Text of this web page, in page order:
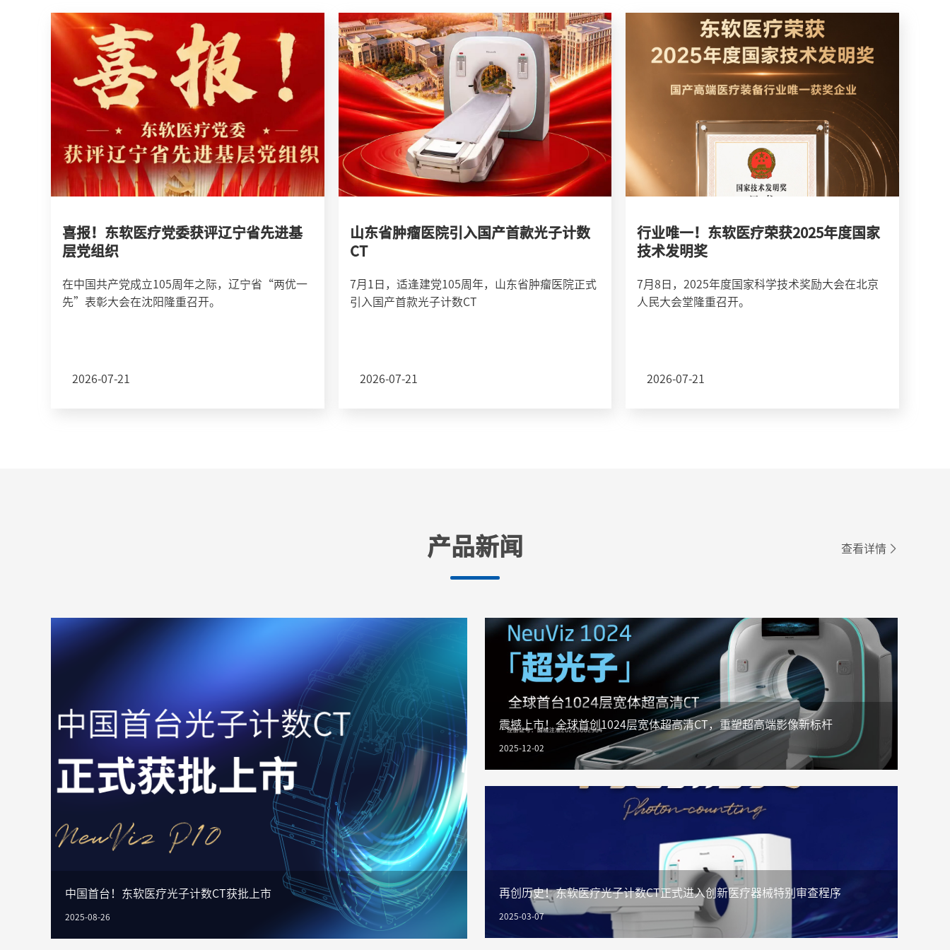
喜报！东软医疗党委获评辽宁省先进基
层党组织
在中国共产党成立105周年之际，辽宁省“两优一
先”表彰大会在沈阳隆重召开。
2026-07-21
山东省肿瘤医院引入国产首款光子计数
CT
7月1日，适逢建党105周年，山东省肿瘤医院正式
引入国产首款光子计数CT
2026-07-21
行业唯一！东软医疗荣获2025年度国家
技术发明奖
7月8日，2025年度国家科学技术奖励大会在北京
人民大会堂隆重召开。
2026-07-21
产品新闻 查看详情
中国首台！东软医疗光子计数CT获批上市
2025-08-26
震撼上市！全球首创1024层宽体超高清CT，重塑超高端影像新标杆
2025-12-02
再创历史！东软医疗光子计数CT正式进入创新医疗器械特别审查程序
2025-03-07